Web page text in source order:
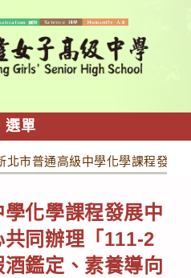
選單
北市普通高級中學化學課程發展
化學課程發展中
同辦理「111-2
鑑定、素養導向